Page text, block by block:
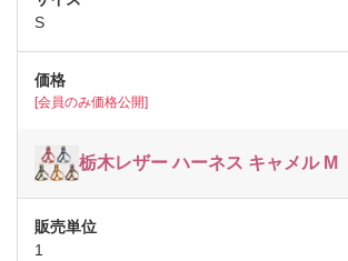
S
[会員のみ価格公開]
栃木レザー ハーネス キャメル M
1